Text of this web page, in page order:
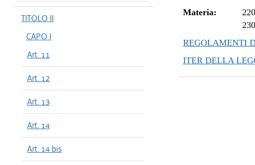
TITOLO II
CAPO I
Art. 11
Art. 12
Art. 13
Art. 14
Art. 14 bis
Materia:
REGOLAMENTI
ITER DELLA